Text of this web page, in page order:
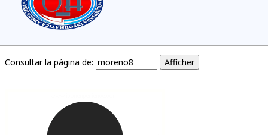
Consultar la página de: